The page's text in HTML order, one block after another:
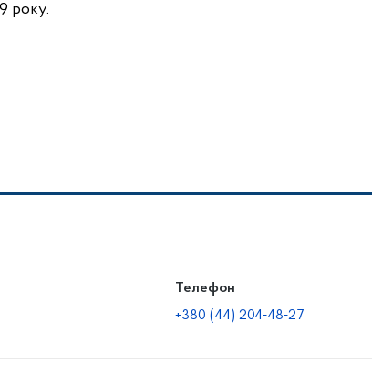
року.
Телефон
+380 (44) 204-48-27